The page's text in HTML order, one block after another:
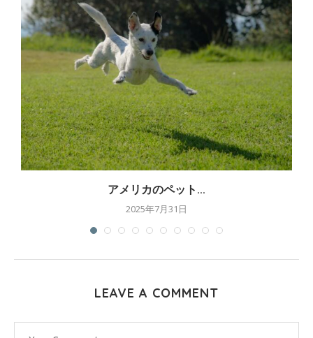
アメリカのペット...
2025年7月31日
LEAVE A COMMENT